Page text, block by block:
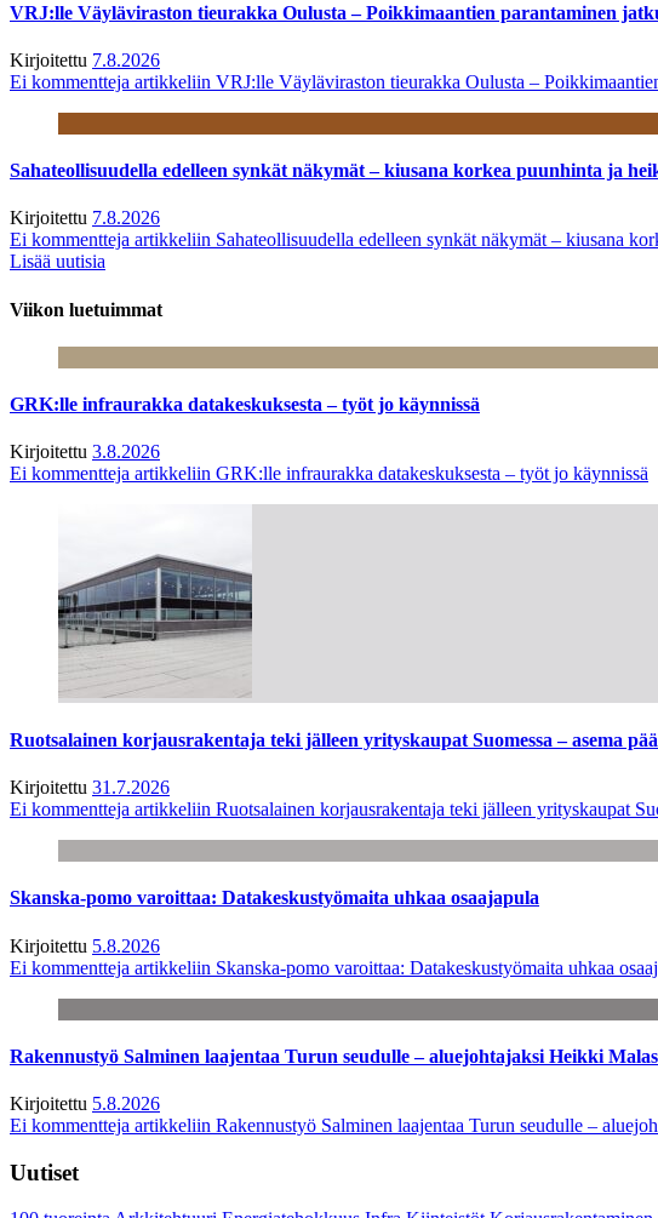
VRJ:lle Väyläviraston tieurakka Oulusta – Poikkimaantien parantaminen
Kirjoitettu 7.8.2026
Ei kommentteja artikkeliin VRJ:lle Väyläviraston tieurakka Oulusta –
Sahateollisuudella edelleen synkät näkymät – kiusana korkea puunhinta ja
Kirjoitettu 7.8.2026
Ei kommentteja artikkeliin Sahateollisuudella edelleen synkät näkymät – kiusana
Lisää uutisia
Viikon luetuimmat
GRK:lle infraurakka datakeskuksesta – työt jo käynnissä
Kirjoitettu 3.8.2026
Ei kommentteja artikkeliin GRK:lle infraurakka datakeskuksesta – työt jo käynnissä
Ruotsalainen korjausrakentaja teki jälleen yrityskaupat Suomessa – asema
Kirjoitettu 31.7.2026
Ei kommentteja artikkeliin Ruotsalainen korjausrakentaja teki jälleen yrityskaupat
Skanska-pomo varoittaa: Datakeskustyömaita uhkaa osaajapula
Kirjoitettu 5.8.2026
Ei kommentteja artikkeliin Skanska-pomo varoittaa: Datakeskustyömaita uhkaa
Rakennustyö Salminen laajentaa Turun seudulle – aluejohtajaksi Heikki
Kirjoitettu 5.8.2026
Ei kommentteja artikkeliin Rakennustyö Salminen laajentaa Turun seudulle –
Uutiset